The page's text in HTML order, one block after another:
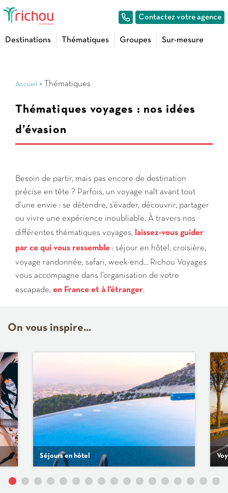
Contactez votre agence
Destinations Thématiques Groupes Sur-mesure
Accueil > Thématiques
Thématiques voyages : nos idées
d’évasion
Besoin de partir, mais pas encore de destination
précise en tête ? Parfois, un voyage naît avant tout
d’une envie : se détendre, s’évader, découvrir, partager
ou vivre une expérience inoubliable. À travers nos
différentes thématiques voyages, laissez-vous guider
par ce qui vous ressemble : séjour en hôtel, croisière,
voyage randonnée, safari, week-end… Richou Voyages
vous accompagne dans l’organisation de votre
escapade, en France et à l’étranger.
On vous inspire...
Séjours en hôtel